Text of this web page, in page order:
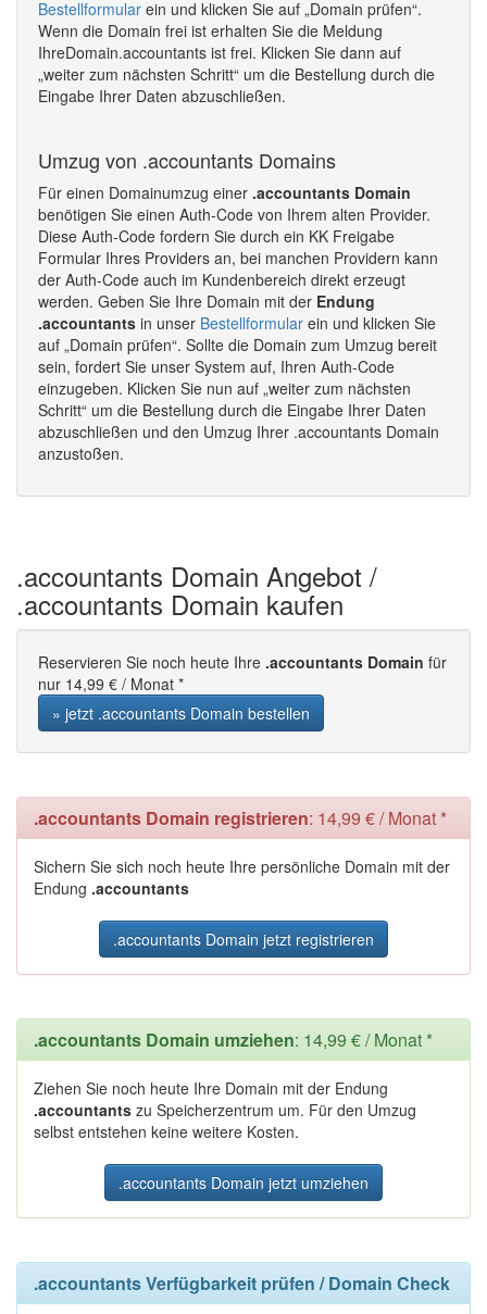
Bestellformular ein und klicken Sie auf „Domain prüfen“.
Wenn die Domain frei ist erhalten Sie die Meldung
IhreDomain.accountants ist frei. Klicken Sie dann auf
„weiter zum nächsten Schritt“ um die Bestellung durch die
Eingabe Ihrer Daten abzuschließen.
Umzug von .accountants Domains
Für einen Domainumzug einer .accountants Domain
benötigen Sie einen Auth-Code von Ihrem alten Provider.
Diese Auth-Code fordern Sie durch ein KK Freigabe
Formular Ihres Providers an, bei manchen Providern kann
der Auth-Code auch im Kundenbereich direkt erzeugt
werden. Geben Sie Ihre Domain mit der Endung
.accountants in unser Bestellformular ein und klicken Sie
auf „Domain prüfen“. Sollte die Domain zum Umzug bereit
sein, fordert Sie unser System auf, Ihren Auth-Code
einzugeben. Klicken Sie nun auf „weiter zum nächsten
Schritt“ um die Bestellung durch die Eingabe Ihrer Daten
abzuschließen und den Umzug Ihrer .accountants Domain
anzustoßen.
.accountants Domain Angebot /
.accountants Domain kaufen
Reservieren Sie noch heute Ihre .accountants Domain für
nur 14,99 € / Monat *
» jetzt .accountants Domain bestellen
.accountants Domain registrieren: 14,99 € / Monat *
Sichern Sie sich noch heute Ihre persönliche Domain mit der
Endung .accountants
.accountants Domain jetzt registrieren
.accountants Domain umziehen: 14,99 € / Monat *
Ziehen Sie noch heute Ihre Domain mit der Endung
.accountants zu Speicherzentrum um. Für den Umzug
selbst entstehen keine weitere Kosten.
.accountants Domain jetzt umziehen
.accountants Verfügbarkeit prüfen / Domain Check